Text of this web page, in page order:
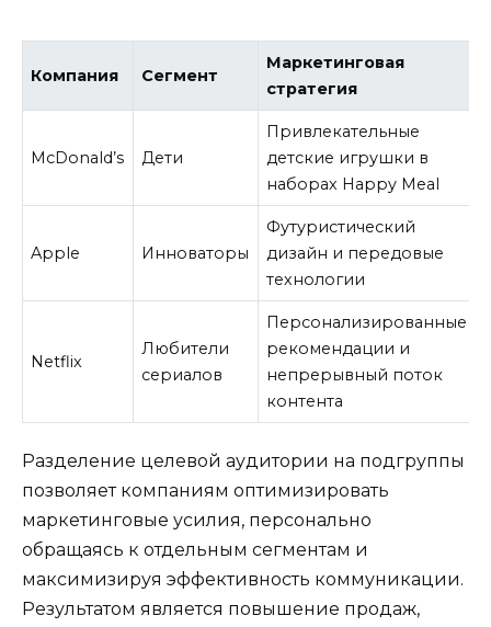
Компания Сегмент
Маркетинговая
стратегия
McDonald’s Дети
Привлекательные
детские игрушки в
наборах Happy Meal
Apple Инноваторы
Футуристический
дизайн и передовые
технологии
Netflix
Любители
сериалов
Персонализированные
рекомендации и
непрерывный поток
контента
Разделение целевой аудитории на подгруппы
позволяет компаниям оптимизировать
маркетинговые усилия, персонально
обращаясь к отдельным сегментам и
максимизируя эффективность коммуникации.
Результатом является повышение продаж,